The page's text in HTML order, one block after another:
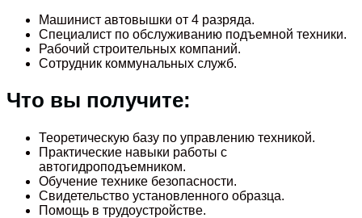
Машинист автовышки от 4 разряда.
Специалист по обслуживанию подъемной техники.
Рабочий строительных компаний.
Сотрудник коммунальных служб.
Что вы получите:
Теоретическую базу по управлению техникой.
Практические навыки работы с
автогидроподъемником.
Обучение технике безопасности.
Свидетельство установленного образца.
Помощь в трудоустройстве.